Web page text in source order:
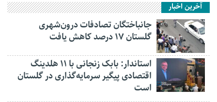
آخرین اخبار
جانباختگان تصادفات درون‌شهری
گلستان ۱۷ درصد کاهش یافت
استاندار: بابک زنجانی با ۱۱ هلدینگ
اقتصادی پیگیر سرمایه‌گذاری در گلستان
است